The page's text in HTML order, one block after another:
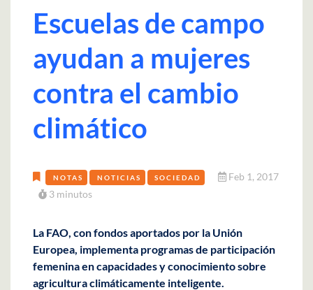
Escuelas de campo
ayudan a mujeres
contra el cambio
climático
NOTAS NOTICIAS SOCIEDAD
Feb 1, 2017
3 minutos
La FAO, con fondos aportados por la Unión
Europea, implementa programas de participación
femenina en capacidades y conocimiento sobre
agricultura climáticamente inteligente.